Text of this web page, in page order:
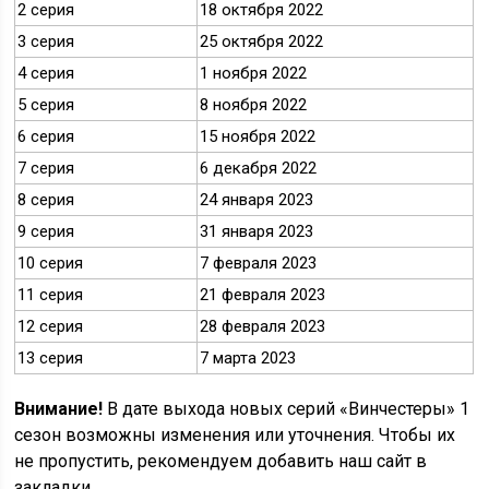
2 серия
18 октября 2022
3 серия
25 октября 2022
4 серия
1 ноября 2022
5 серия
8 ноября 2022
6 серия
15 ноября 2022
7 серия
6 декабря 2022
8 серия
24 января 2023
9 серия
31 января 2023
10 серия
7 февраля 2023
11 серия
21 февраля 2023
12 серия
28 февраля 2023
13 серия
7 марта 2023
Внимание! В дате выхода новых серий «Винчестеры» 1
сезон возможны изменения или уточнения. Чтобы их
не пропустить, рекомендуем добавить наш сайт в